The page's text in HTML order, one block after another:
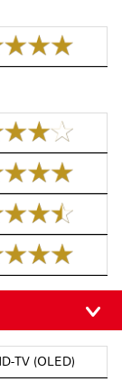
TV (OLED)